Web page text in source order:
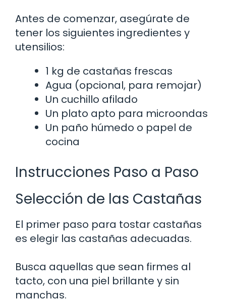
Antes de comenzar, asegúrate de
tener los siguientes ingredientes y
utensilios:
1 kg de castañas frescas
Agua (opcional, para remojar)
Un cuchillo afilado
Un plato apto para microondas
Un paño húmedo o papel de
cocina
Instrucciones Paso a Paso
Selección de las Castañas
El primer paso para tostar castañas
es elegir las castañas adecuadas.
Busca aquellas que sean firmes al
tacto, con una piel brillante y sin
manchas.